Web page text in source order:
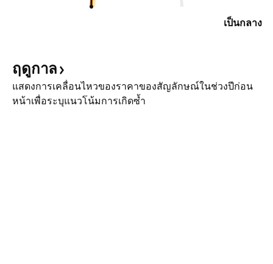
เป็นกลาง
ฤดูกาล
แสดงการเคลื่อนไหวของราคาของสัญลักษณ์ในช่วงปีก่อน
หน้าเพื่อระบุแนวโน้มการเกิดซ้ำ